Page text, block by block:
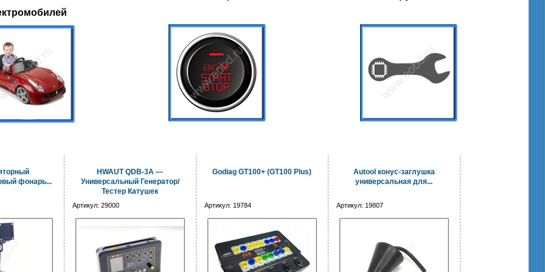
й
фонарь...
HWAUT QDB-3A —
Универсальный Генератор/
Тестер Катушек
Артикул: 29000
Godiag GT100+ (GT100 Plus)
Артикул: 19784
Autool конус-заглушка
универсальная для...
Артикул: 19807